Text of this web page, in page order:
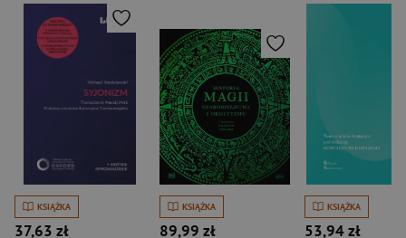
KSIĄŻKA
37,63 zł
KSIĄŻKA
89,99 zł
KSIĄŻKA
53,94 zł